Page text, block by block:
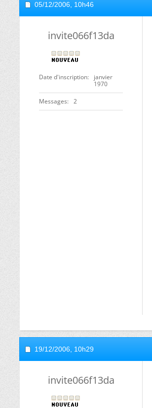
05/12/2006, 10h46
invite066f13da
Date d'inscription
janvier
1970
Messages 2
19/12/2006, 10h29
invite066f13da